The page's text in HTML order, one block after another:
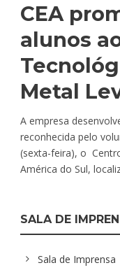
CEA
alunos
Metal
A empresa
reconhecida pelo
(sexta-feira), o
América do Sul,
SALA DE
Sala de Imprensa